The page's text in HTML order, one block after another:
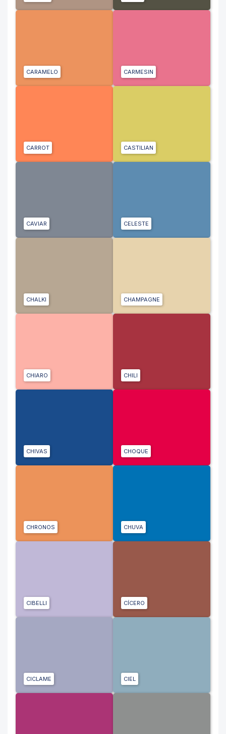
CARAMELO CARMESIN
CARROT CASTILIAN
CAVIAR CELESTE
CHALKI CHAMPAGNE
CHIARO CHILI
CHIVAS CHOQUE
CHRONOS CHUVA
CIBELLI CÍCERO
CICLAME CIEL